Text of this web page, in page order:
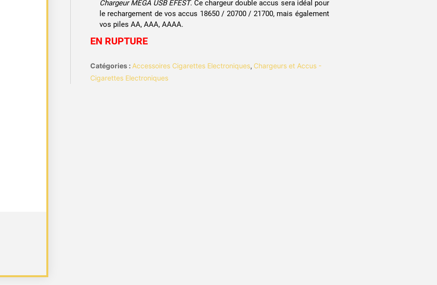
Chargeur MEGA USB EFEST. Ce chargeur double accus sera idéal pour
le rechargement de vos accus 18650 / 20700 / 21700, mais également
vos piles AA, AAA, AAAA.
EN RUPTURE
Catégories : Accessoires Cigarettes Electroniques, Chargeurs et Accus -
Cigarettes Electroniques